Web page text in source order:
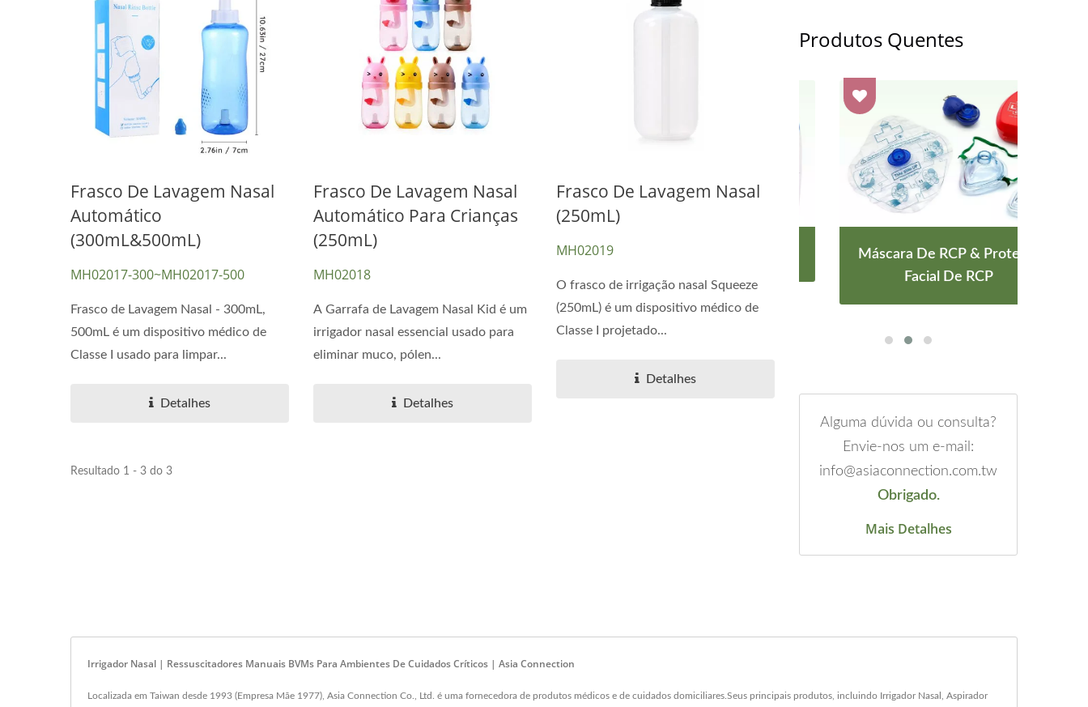
Frasco De Lavagem Nasal
Automático
(300mL&500mL)
MH02017-300~MH02017-500
Frasco de Lavagem Nasal - 300mL,
500mL é um dispositivo médico de
Classe I usado para limpar...
Detalhes
Frasco De Lavagem Nasal
Automático Para Crianças
(250mL)
MH02018
A Garrafa de Lavagem Nasal Kid é um
irrigador nasal essencial usado para
eliminar muco, pólen...
Detalhes
Frasco De Lavagem Nasal
(250mL)
MH02019
O frasco de irrigação nasal Squeeze
(250mL) é um dispositivo médico de
Classe I projetado...
Detalhes
Resultado 1 - 3 do 3
Produtos Quentes
Facial De RCP
Aspiradores Nasais
Máscara De RCP & Protetor
Facial De RCP
Alguma dúvida ou consulta?
Envie-nos um e-mail:
info@asiaconnection.com.tw
Obrigado.
Mais Detalhes
Irrigador Nasal | Ressuscitadores Manuais BVMs Para Ambientes De Cuidados Críticos | Asia Connection
Localizada em Taiwan desde 1993 (Empresa Mãe 1977), Asia Connection Co., Ltd. é uma fornecedora de produtos médicos e de cuidados domiciliares.Seus principais produtos, incluindo Irrigador Nasal, Aspirador